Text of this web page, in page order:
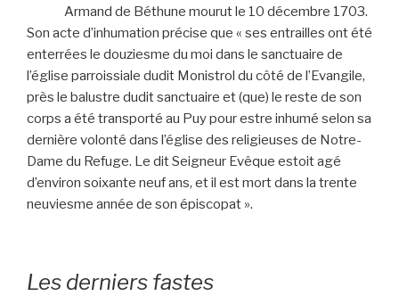
Armand de Béthune mourut le 10 décembre 1703.
Son acte d’inhumation précise que « ses entrailles ont été
enterrées le douziesme du moi dans le sanctuaire de
l’église parroissiale dudit Monistrol du côté de l’Evangile,
près le balustre dudit sanctuaire et (que) le reste de son
corps a été transporté au Puy pour estre inhumé selon sa
dernière volonté dans l’église des religieuses de Notre-
Dame du Refuge. Le dit Seigneur Evêque estoit agé
d’environ soixante neuf ans, et il est mort dans la trente
neuviesme année de son épiscopat ».
Les derniers fastes